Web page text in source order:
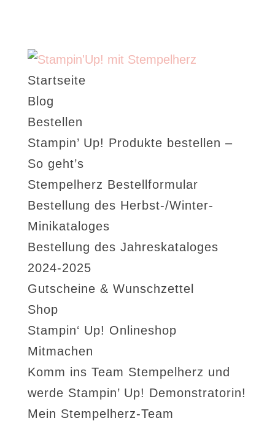
Startseite
Blog
Bestellen
Stampin’ Up! Produkte bestellen –
So geht’s
Stempelherz Bestellformular
Bestellung des Herbst-/Winter-
Minikataloges
Bestellung des Jahreskataloges
2024-2025
Gutscheine & Wunschzettel
Shop
Stampin‘ Up! Onlineshop
Mitmachen
Komm ins Team Stempelherz und
werde Stampin’ Up! Demonstratorin!
Mein Stempelherz-Team